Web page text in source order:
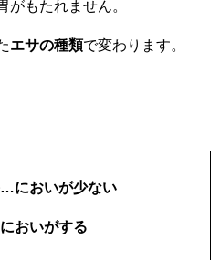
がもたれません。
エサの種類で変わります。
においが少ない
おいがする